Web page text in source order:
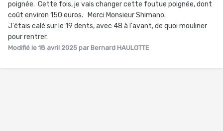
poignée. Cette fois, je vais changer cette foutue poignée, dont
coût environ 150 euros. Merci Monsieur Shimano.
J'étais calé sur le 19 dents, avec 48 à l'avant, de quoi mouliner
pour rentrer.
Modifié le 18 avril 2025 par Bernard HAULOTTE